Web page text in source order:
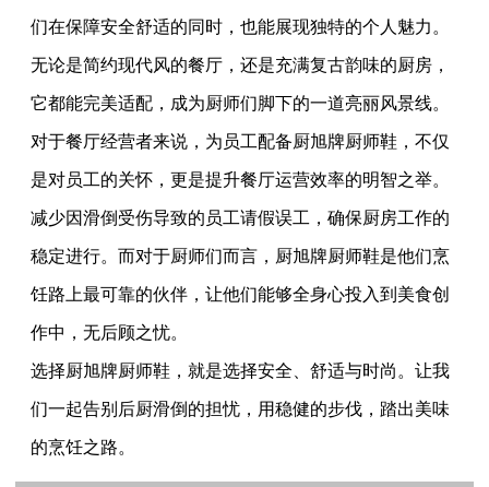
们在保障安全舒适的同时，也能展现独特的个人魅力。
无论是简约现代风的餐厅，还是充满复古韵味的厨房，
它都能完美适配，成为厨师们脚下的一道亮丽风景线。
对于餐厅经营者来说，为员工配备厨旭牌厨师鞋，不仅
是对员工的关怀，更是提升餐厅运营效率的明智之举。
减少因滑倒受伤导致的员工请假误工，确保厨房工作的
稳定进行。而对于厨师们而言，厨旭牌厨师鞋是他们烹
饪路上最可靠的伙伴，让他们能够全身心投入到美食创
作中，无后顾之忧。
选择厨旭牌厨师鞋，就是选择安全、舒适与时尚。让我
们一起告别后厨滑倒的担忧，用稳健的步伐，踏出美味
的烹饪之路。